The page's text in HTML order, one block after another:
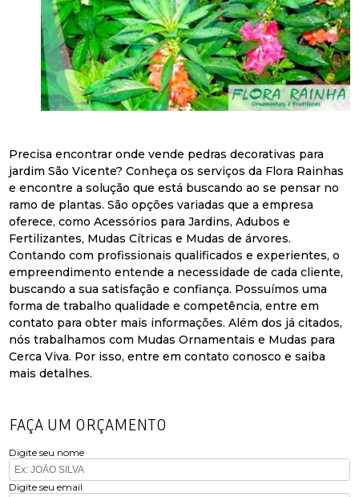
Precisa encontrar onde vende pedras decorativas para
jardim São Vicente? Conheça os serviços da Flora Rainhas
e encontre a solução que está buscando ao se pensar no
ramo de plantas. São opções variadas que a empresa
oferece, como Acessórios para Jardins, Adubos e
Fertilizantes, Mudas Cítricas e Mudas de árvores.
Contando com profissionais qualificados e experientes, o
empreendimento entende a necessidade de cada cliente,
buscando a sua satisfação e confiança. Possuímos uma
forma de trabalho qualidade e competência, entre em
contato para obter mais informações. Além dos já citados,
nós trabalhamos com Mudas Ornamentais e Mudas para
Cerca Viva. Por isso, entre em contato conosco e saiba
mais detalhes.
FAÇA UM ORÇAMENTO
Digite seu nome
Digite seu email